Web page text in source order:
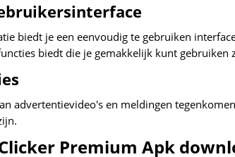
biedt je een eenvoudig te gebruiken
biedt die je gemakkelijk kunt
advertentievideo's en meldingen
Premium Apk